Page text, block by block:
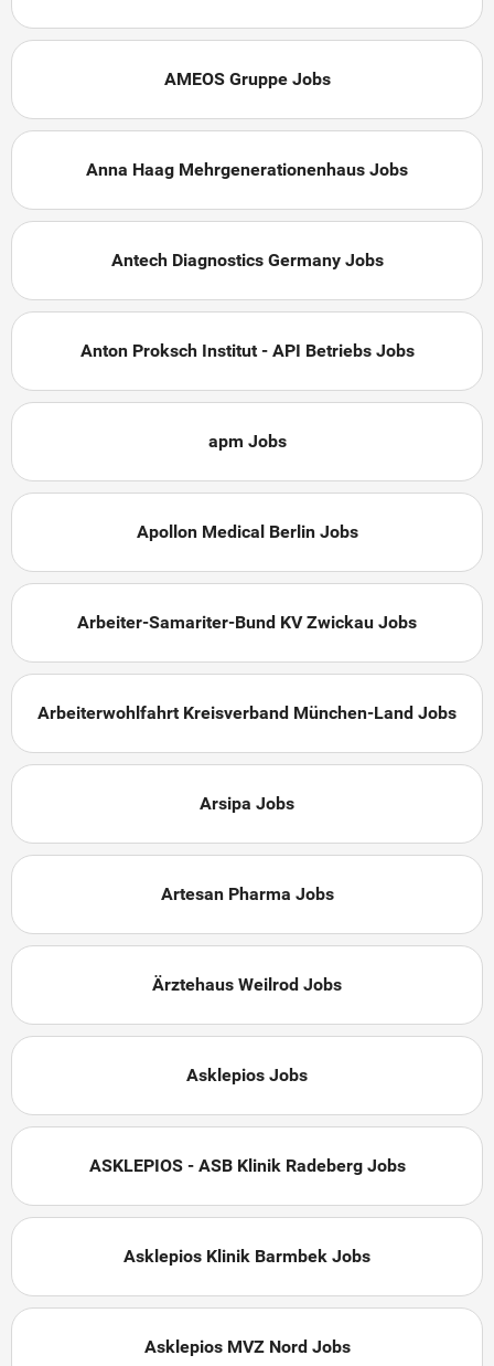
AMEOS Gruppe Jobs
Anna Haag Mehrgenerationenhaus Jobs
Antech Diagnostics Germany Jobs
Anton Proksch Institut - API Betriebs Jobs
apm Jobs
Apollon Medical Berlin Jobs
Arbeiter-Samariter-Bund KV Zwickau Jobs
Arbeiterwohlfahrt Kreisverband München-Land Jobs
Arsipa Jobs
Artesan Pharma Jobs
Ärztehaus Weilrod Jobs
Asklepios Jobs
ASKLEPIOS - ASB Klinik Radeberg Jobs
Asklepios Klinik Barmbek Jobs
Asklepios MVZ Nord Jobs